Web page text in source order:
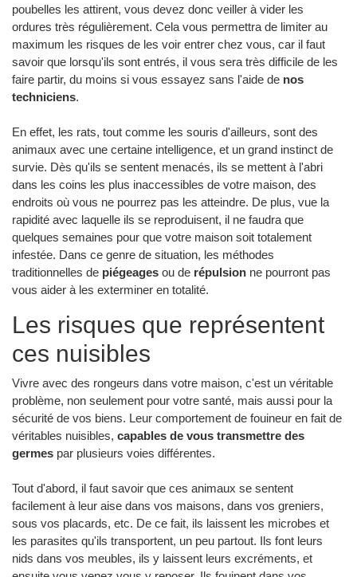
poubelles les attirent, vous devez donc veiller à vider les
ordures très régulièrement. Cela vous permettra de limiter au
maximum les risques de les voir entrer chez vous, car il faut
savoir que lorsqu'ils sont entrés, il vous sera très difficile de les
faire partir, du moins si vous essayez sans l'aide de nos
techniciens.
En effet, les rats, tout comme les souris d'ailleurs, sont des
animaux avec une certaine intelligence, et un grand instinct de
survie. Dès qu'ils se sentent menacés, ils se mettent à l'abri
dans les coins les plus inaccessibles de votre maison, des
endroits où vous ne pourrez pas les atteindre. De plus, vue la
rapidité avec laquelle ils se reproduisent, il ne faudra que
quelques semaines pour que votre maison soit totalement
infestée. Dans ce genre de situation, les méthodes
traditionnelles de piégeages ou de répulsion ne pourront pas
vous aider à les exterminer en totalité.
Les risques que représentent
ces nuisibles
Vivre avec des rongeurs dans votre maison, c'est un véritable
problème, non seulement pour votre santé, mais aussi pour la
sécurité de vos biens. Leur comportement de fouineur en fait de
véritables nuisibles, capables de vous transmettre des
germes par plusieurs voies différentes.
Tout d'abord, il faut savoir que ces animaux se sentent
facilement à leur aise dans vos maisons, dans vos greniers,
sous vos placards, etc. De ce fait, ils laissent les microbes et
les parasites qu'ils transportent, un peu partout. Ils font leurs
nids dans vos meubles, ils y laissent leurs excréments, et